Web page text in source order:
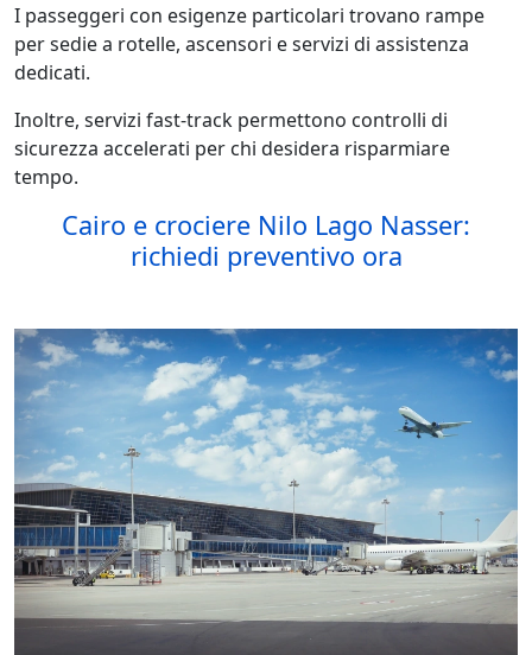
I passeggeri con esigenze particolari trovano rampe
per sedie a rotelle, ascensori e servizi di assistenza
dedicati.
Inoltre, servizi fast-track permettono controlli di
sicurezza accelerati per chi desidera risparmiare
tempo.
Cairo e crociere Nilo Lago Nasser:
richiedi preventivo ora